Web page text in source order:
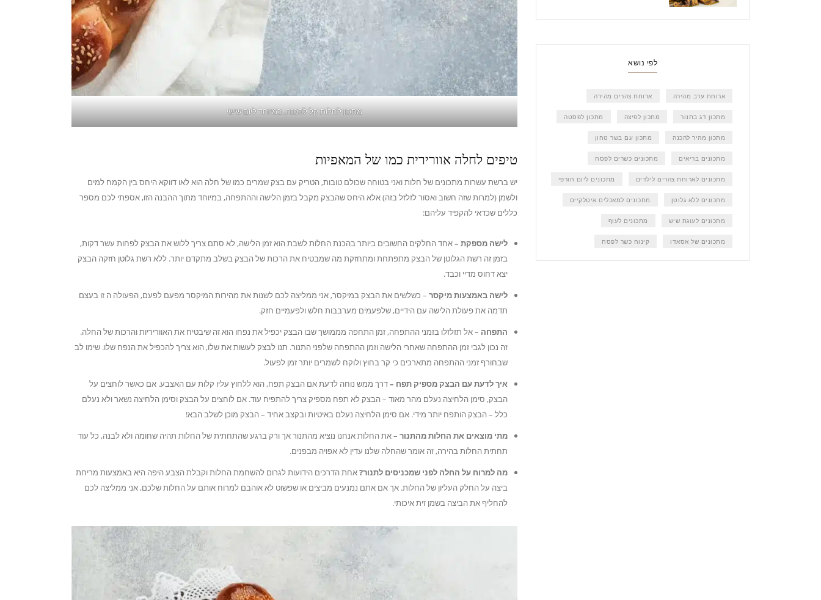
מתכון לחלות קל להכנה, במיוחד ליום שישי
טיפים לחלה אוורירית כמו של המאפיות
יש ברשת עשרות מתכונים של חלות ואני בטוחה שכולם טובות, הטריק עם בצק שמרים כמו של חלה הוא לאו דווקא היחס בין הקמח למים
ולשמן (למרות שזה חשוב ואסור לזלזל בזה) אלא היחס שהבצק מקבל בזמן הלישה וההתפחה, במיוחד מתוך ההבנה הזו, אספתי לכם מספר
כללים שכדאי להקפיד עליהם:
לישה מספקת –אחד החלקים החשובים ביותר בהכנת החלות לשבת הוא זמן הלישה, לא סתם צריך ללוש את הבצק לפחות עשר דקות,
בזמן זה רשת הגלוטן של הבצק מתפתחת ומתחזקת מה שמבטיח את הרכות של הבצק בשלב מתקדם יותר. ללא רשת גלוטן חזקה הבצק
יצא דחוס מדיי וכבד.
לישה באמצעות מיקסר – כשלשים את הבצק במיקסר, אני ממליצה לכם לשנות את מהירות המיקסר מפעם לפעם, הפעולה ה זו בעצם
תדמה את פעולת הלישה עם הידיים, שלפעמים מערבבות חלש ולפעמיים חזק.
התפחה – אל תזלזלו בזמני ההתפחה, זמן התחפה מממושך שבו הבצק יכפיל את נפחו הוא זה שיבטיח את האווריריות והרכות של החלה.
זה נכון לגבי זמן ההתפחה שאחרי הלישה וזמן ההתפחה שלפני התנור. תנו לבצק לעשות את שלו, הוא צריך להכפיל את הנפח שלו. שימו לב
שבחורף זמני ההתפחה מתארכים כי קר בחוץ ולוקח לשמרים יותר זמן לפעול.
איך לדעת עם הבצק מספיק תפח –דרך ממש נוחה לדעת אם הבצק תפח, הוא ללחוץ עליו קלות עם האצבע. אם כאשר לוחצים על
הבצק, סימן הלחיצה נעלם מהר מאוד – הבצק לא תפח מספיק צריך להתפיח עוד. אם לוחצים על הבצק וסימן הלחיצה נשאר ולא נעלם
כלל – הבצק הותפח יותר מידי. אם סימן הלחיצה נעלם באיטיות ובקצב אחיד – הבצק מוכן לשלב הבא!
מתי מוצאים את החלות מהתנור – את החלות אנחנו נוציא מהתנור אך ורק ברגע שהתחתית של החלות תהיה שחומה ולא לבנה, כל עוד
תחתית החלות בהירה, זה אומר שהחלה שלנו עדין לא אפויה מבפנים.
מה למרוח על החלה לפני שמכניסים לתנור?אחת הדרכים הידועות לגרום להשחמת החלות וקבלת הצבע היפה היא באמצעות מריחת
ביצה על החלק העליון של החלות. אך אם אתם נמנעים מביצים או שפשוט לא אוהבם למרוח אותם על החלות שלכם, אני ממליצה לכם
להחליף את הביצה בשמן זית איכותי.
לפי נושא
ארוחת ערב מהירה ארוחת צהרים מהירה
מתכון דג בתנור מתכון לפיצה מתכון לפסטה
מתכון מהיר להכנה מתכון עם בשר טחון
מתכונים בריאים מתכונים כשרים לפסח
מתכונים לארוחת צהרים לילדים מתכונים ליום חורפי
מתכונים ללא גלוטן מתכונים למאכלים איטלקיים
מתכונים לעוגת שיש מתכונים לעוף
מתכונים של אסאדו קינוח כשר לפסח